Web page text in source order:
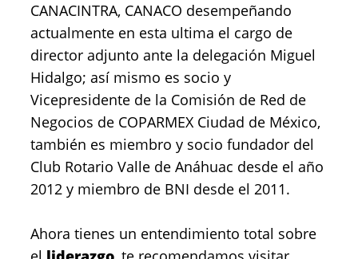
CANACINTRA, CANACO desempeñando
actualmente en esta ultima el cargo de
director adjunto ante la delegación Miguel
Hidalgo; así mismo es socio y
Vicepresidente de la Comisión de Red de
Negocios de COPARMEX Ciudad de México,
también es miembro y socio fundador del
Club Rotario Valle de Anáhuac desde el año
2012 y miembro de BNI desde el 2011.
Ahora tienes un entendimiento total sobre